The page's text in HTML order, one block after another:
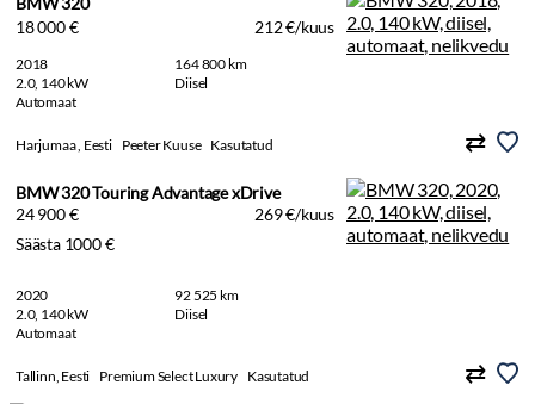
18 000 €
212 €/kuus
2018
164 800 km
2.0, 140 kW
Diisel
Automaat
Harjumaa , Eesti Peeter Kuuse Kasutatud
BMW 320 Touring Advantage xDrive
24 900 €
269 €/kuus
Säästa 1000 €
2020
92 525 km
2.0, 140 kW
Diisel
Automaat
Tallinn, Eesti Premium Select Luxury Kasutatud